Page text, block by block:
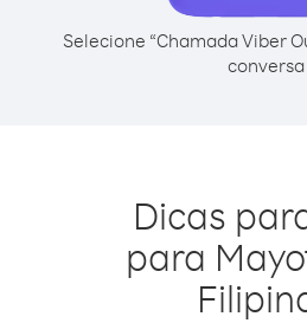
Selecione “Chamada Viber
conversa
Dicas
para